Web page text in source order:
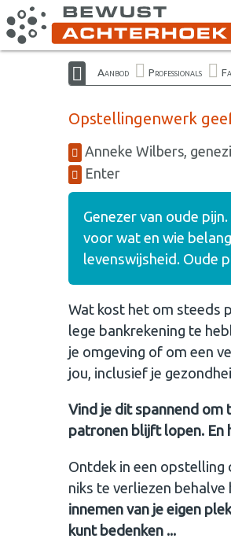
Aanbod Professionals
Opstellingenwerk
Anneke Wilbers,
Enter
Genezer van oude
voor wat en wie
levenswijsheid. Oude
Wat kost het om steeds
lege bankrekening te
je omgeving of om een
jou, inclusief je
Vind je dit spannend om
patronen blijft lopen. En
Ontdek in een
niks te verliezen
innemen van je eigen
kunt bedenken ...